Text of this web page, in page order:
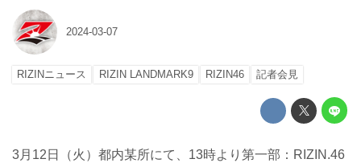
2024-03-07
RIZINニュース RIZIN LANDMARK9 RIZIN46 記者会見
3月12日（火）都内某所にて、13時より第一部：RIZIN.46